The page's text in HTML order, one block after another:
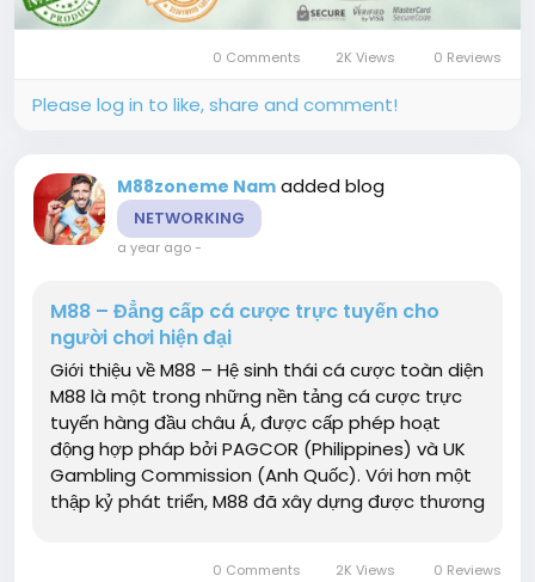
0 Comments 2K Views 0 Reviews
Please log in to like, share and comment!
M88zoneme Nam added blog
NETWORKING
a year ago-
M88 – Đẳng cấp cá cược trực tuyến cho
người chơi hiện đại
Giới thiệu về M88 – Hệ sinh thái cá cược toàn diện
M88 là một trong những nền tảng cá cược trực
tuyến hàng đầu châu Á, được cấp phép hoạt
động hợp pháp bởi PAGCOR (Philippines) và UK
Gambling Commission (Anh Quốc). Với hơn một
thập kỷ phát triển, M88 đã xây dựng được thương
0 Comments 2K Views 0 Reviews